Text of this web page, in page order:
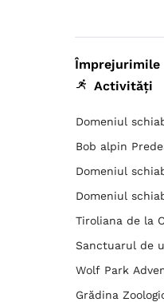
Activități
Domeniul
Bob alpin
Domeniul
Domeniul
Tiroliana de la
Sanctuarul de
Wolf Park
Grădina